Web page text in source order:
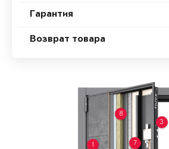
Гарантия
Возврат товара
1
3
7
8